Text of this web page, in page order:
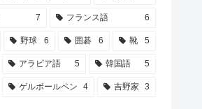
7 フランス語 6
野球 6 囲碁 6 靴 5
アラビア語 5 韓国語 5
ゲルボールペン 4 吉野家 3